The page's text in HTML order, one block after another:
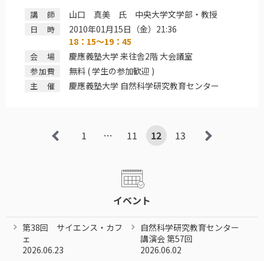
講師 山口 真美 氏 中央大学文学部・教授
日時
2010年01月15日（金）21:36
18：15～19：45
会場 慶應義塾大学 来往舎2階 大会議室
参加費 無料 ( 学生の参加歓迎 )
主催 慶應義塾大学 自然科学研究教育センター
prev
1 … 11 12 13
イベント
第38回 サイエンス・カフ
ェ
2026.06.23
自然科学研究教育センター
講演会 第57回
2026.06.02